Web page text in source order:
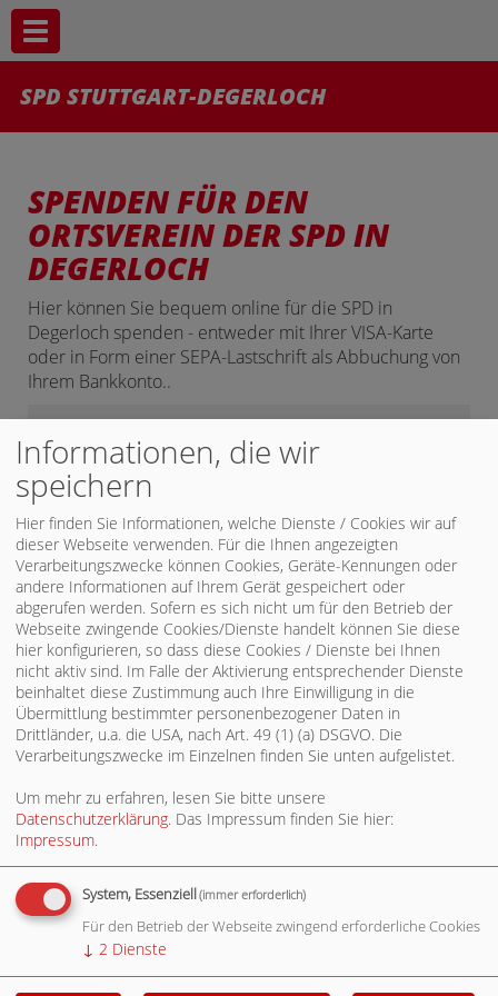
Toggle navigation
SPD STUTTGART-DEGERLOCH
SPENDEN FÜR DEN
ORTSVEREIN DER SPD IN
DEGERLOCH
Hier können Sie bequem online für die SPD in
Degerloch spenden - entweder mit Ihrer VISA-Karte
oder in Form einer SEPA-Lastschrift als Abbuchung von
Ihrem Bankkonto..
MITMACHEN JETZT!
SPD IM GEMEINDERAT
Informationen, die wir
speichern
Hier finden Sie Informationen, welche Dienste / Cookies wir auf
dieser Webseite verwenden. Für die Ihnen angezeigten
Verarbeitungszwecke können Cookies, Geräte-Kennungen oder
andere Informationen auf Ihrem Gerät gespeichert oder
abgerufen werden. Sofern es sich nicht um für den Betrieb der
Webseite zwingende Cookies/Dienste handelt können Sie diese
hier konfigurieren, so dass diese Cookies / Dienste bei Ihnen
nicht aktiv sind. Im Falle der Aktivierung entsprechender Dienste
beinhaltet diese Zustimmung auch Ihre Einwilligung in die
Übermittlung bestimmter personenbezogener Daten in
Drittländer, u.a. die USA, nach Art. 49 (1) (a) DSGVO. Die
Verarbeitungszwecke im Einzelnen finden Sie unten aufgelistet.
Um mehr zu erfahren, lesen Sie bitte unsere
Datenschutzerklärung. Das Impressum finden Sie hier:
Impressum.
System, Essenziell(immer erforderlich)
Für den Betrieb der Webseite zwingend erforderliche Cookies
↓ 2 Dienste